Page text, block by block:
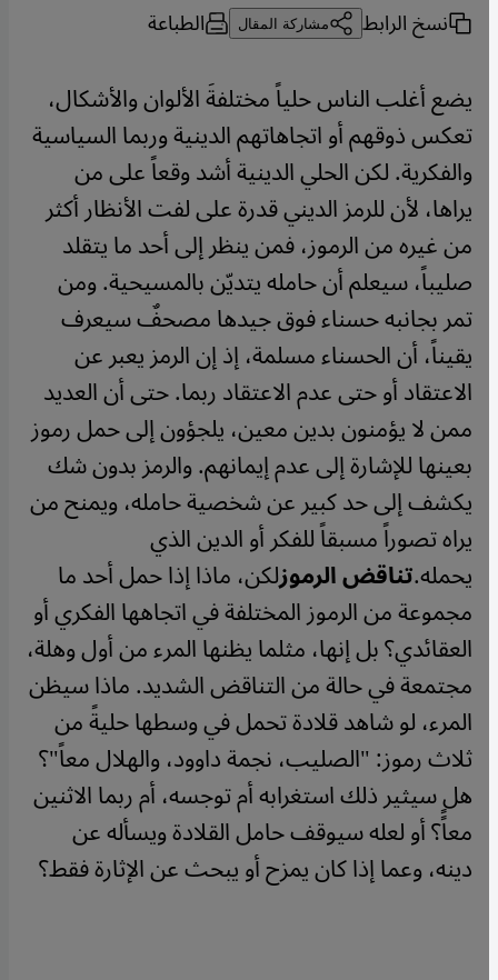
نسخ الرابط مشاركة المقال الطباعة
يضع أغلب الناس حلياً مختلفةَ الألوان والأشكال،
تعكس ذوقهم أو اتجاهاتهم الدينية وربما السياسية
والفكرية. لكن الحلي الدينية أشد وقعاً على من
يراها، لأن للرمز الديني قدرة على لفت الأنظار أكثر
من غيره من الرموز، فمن ينظر إلى أحد ما يتقلد
صليباً، سيعلم أن حامله يتديّن بالمسيحية. ومن
تمر بجانبه حسناء فوق جيدها مصحفٌ سيعرف
يقيناً، أن الحسناء مسلمة، إذ إن الرمز يعبر عن
الاعتقاد أو حتى عدم الاعتقاد ربما. حتى أن العديد
ممن لا يؤمنون بدين معين، يلجؤون إلى حمل رموز
بعينها للإشارة إلى عدم إيمانهم. والرمز بدون شك
يكشف إلى حد كبير عن شخصية حامله، ويمنح من
يراه تصوراً مسبقاً للفكر أو الدين الذي
يحمله.تناقض الرموز​​لكن، ماذا إذا حمل أحد ما
مجموعة من الرموز المختلفة في اتجاهها الفكري أو
العقائدي؟ بل إنها، مثلما يظنها المرء من أول وهلة،
مجتمعة في حالة من التناقض الشديد. ماذا سيظن
المرء، لو شاهد قلادة تحمل في وسطها حليةً من
ثلاث رموز: "الصليب، نجمة داوود، والهلال معاً"؟
هل سيثير ذلك استغرابه أم توجسه، أم ربما الاثنين
معاًً؟ أو لعله سيوقف حامل القلادة ويسأله عن
دينه، وعما إذا كان يمزح أو يبحث عن الإثارة فقط؟